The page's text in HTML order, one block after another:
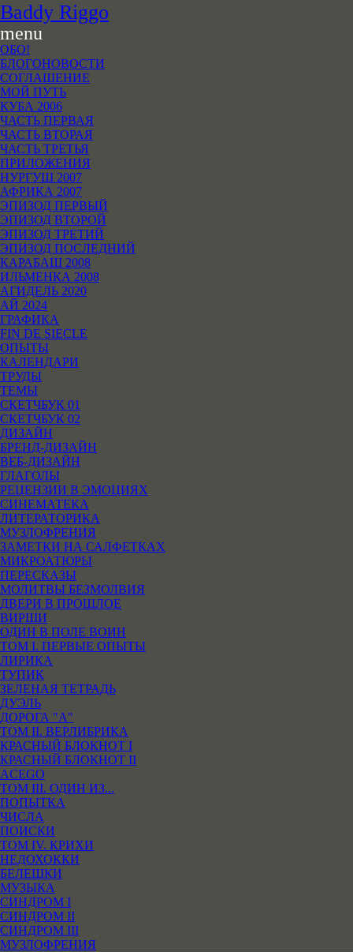
Baddy Riggo
menu
ОБО!
БЛОГОНОВОСТИ
СОГЛАШЕНИЕ
МОЙ ПУТЬ
КУБА 2006
ЧАСТЬ ПЕРВАЯ
ЧАСТЬ ВТОРАЯ
ЧАСТЬ ТРЕТЬЯ
ПРИЛОЖЕНИЯ
НУРГУШ 2007
АФРИКА 2007
ЭПИЗОД ПЕРВЫЙ
ЭПИЗОД ВТОРОЙ
ЭПИЗОД ТРЕТИЙ
ЭПИЗОД ПОСЛЕДНИЙ
КАРАБАШ 2008
ИЛЬМЕНКА 2008
АГИДЕЛЬ 2020
АЙ 2024
ГРАФИКА
FIN DE SIECLE
ОПЫТЫ
КАЛЕНДАРИ
ТРУДЫ
ТЕМЫ
СКЕТЧБУК 01
СКЕТЧБУК 02
ДИЗАЙН
БРЕНД-ДИЗАЙН
ВЕБ-ДИЗАЙН
ГЛАГОЛЫ
РЕЦЕНЗИИ В ЭМОЦИЯХ
СИНЕМАТЕКА
ЛИТЕРАТОРИКА
МУЗЛОФРЕНИЯ
ЗАМЕТКИ НА САЛФЕТКАХ
МИКРОАТЮРЫ
ПЕРЕСКАЗЫ
МОЛИТВЫ БЕЗМОЛВИЯ
ДВЕРИ В ПРОШЛОЕ
ВИРШИ
ОДИН В ПОЛЕ ВОИН
ТОМ I. ПЕРВЫЕ ОПЫТЫ
ЛИРИКА
ТУПИК
ЗЕЛЕНАЯ ТЕТРАДЬ
ДУЭЛЬ
ДОРОГА "А"
ТОМ II. ВЕРЛИБРИКА
КРАСНЫЙ БЛОКНОТ I
КРАСНЫЙ БЛОКНОТ II
ACEGO
ТОМ III. ОДИН ИЗ...
ПОПЫТКА
ЧИСЛА
ПОИСКИ
ТОМ IV. КРИХИ
НЕДОХОККИ
БЕЛЕШКИ
МУЗЫКА
СИНДРОМ I
СИНДРОМ II
СИНДРОМ III
МУЗЛОФРЕНИЯ